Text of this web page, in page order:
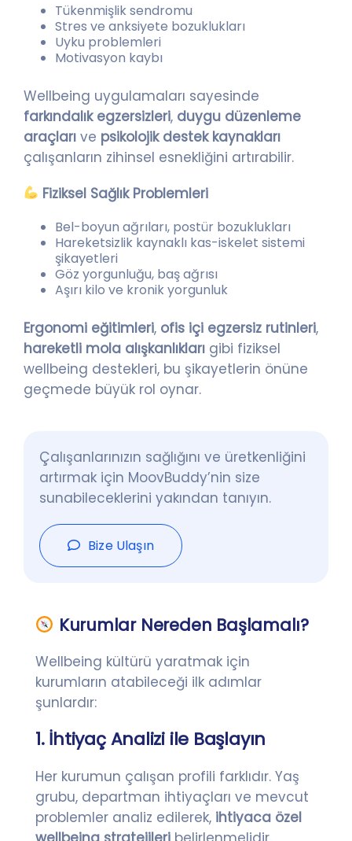
Tükenmişlik sendromu
Stres ve anksiyete bozuklukları
Uyku problemleri
Motivasyon kaybı
Wellbeing uygulamaları sayesinde
farkındalık egzersizleri, duygu düzenleme
araçları ve psikolojik destek kaynakları
çalışanların zihinsel esnekliğini artırabilir.
Fiziksel Sağlık Problemleri
Bel-boyun ağrıları, postür bozuklukları
Hareketsizlik kaynaklı kas-iskelet sistemi
şikayetleri
Göz yorgunluğu, baş ağrısı
Aşırı kilo ve kronik yorgunluk
Ergonomi eğitimleri, ofis içi egzersiz rutinleri,
hareketli mola alışkanlıkları gibi fiziksel
wellbeing destekleri, bu şikayetlerin önüne
geçmede büyük rol oynar.
Çalışanlarınızın sağlığını ve üretkenliğini
artırmak için MoovBuddy’nin size
sunabileceklerini yakından tanıyın.
Bize Ulaşın
Kurumlar Nereden Başlamalı?
Wellbeing kültürü yaratmak için
kurumların atabileceği ilk adımlar
şunlardır:
1. İhtiyaç Analizi ile Başlayın
Her kurumun çalışan profili farklıdır. Yaş
grubu, departman ihtiyaçları ve mevcut
problemler analiz edilerek, ihtiyaca özel